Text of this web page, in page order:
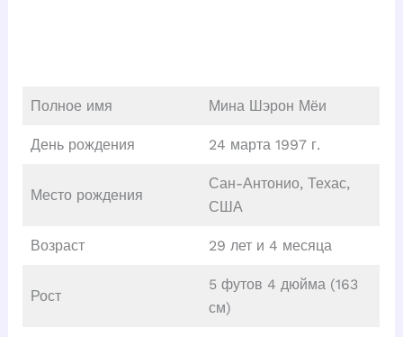
Полное имя Мина Шэрон Мёи
День рождения 24 марта 1997 г.
Место рождения
Сан-Антонио, Техас,
США
Возраст 29 лет и 4 месяца
Рост
5 футов 4 дюйма (163
см)